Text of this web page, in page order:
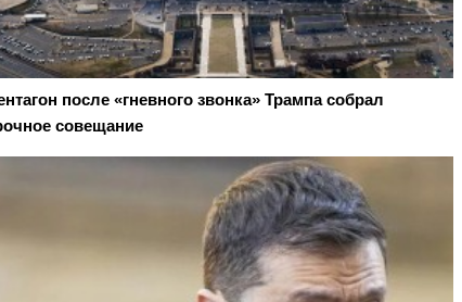
после «гневного звонка» Трампа собрал
совещание